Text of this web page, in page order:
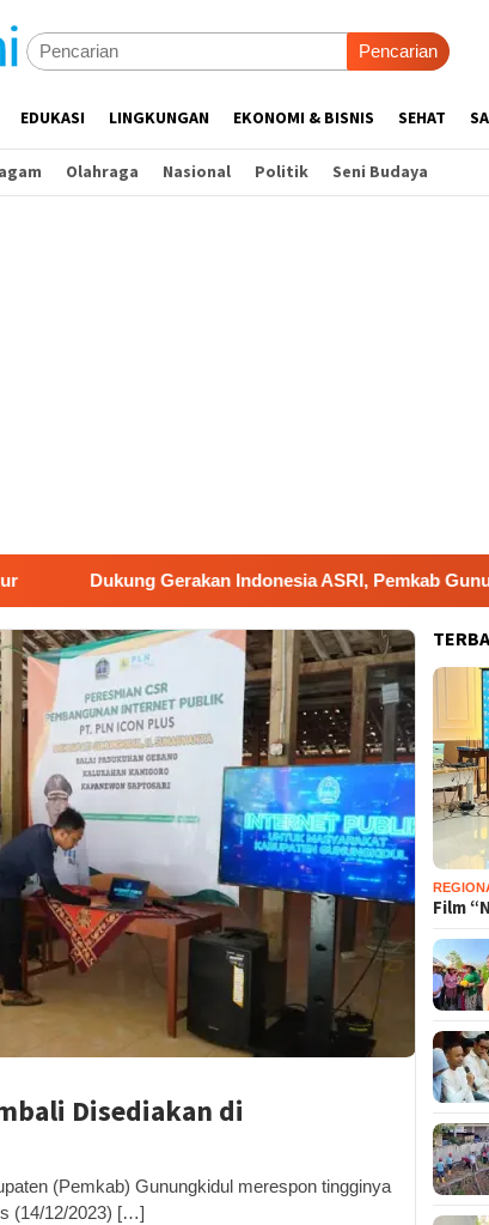
Pencarian
EDUKASI LINGKUNGAN EKONOMI & BISNIS SEHAT
Olahraga Nasional Politik Seni Budaya
Gerakan Indonesia ASRI, Pemkab Gunungkidul
Disediakan di
(Pemkab) Gunungkidul merespon tingginya
(14/12/2023) […]
Film